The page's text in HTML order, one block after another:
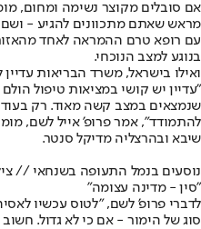
אם סובלים מקוצר נשימה ומחום,
מראש שאתם מתכוונים להגיע - ושם
עם רופא טרם ההמראה לאחד
בנוגע למצב הנוכחי.
ואילו בישראל, משרד הבריאות עדיין
"עדיין יש קושי במציאות טיפול
שנמצאים במצב קשה מאוד. רק בעוד
להתמודד", אמר פרופ' אייל לשם,
שיבא ובהרצליה מדיקל סנטר.
נוסעים בנמל התעופה בשנחאי //
"סין - מדינה עצומה"
לדברי פרופ' לשם, "לטוס עכשיו
סוג של הימור - אם כי לא גדול.